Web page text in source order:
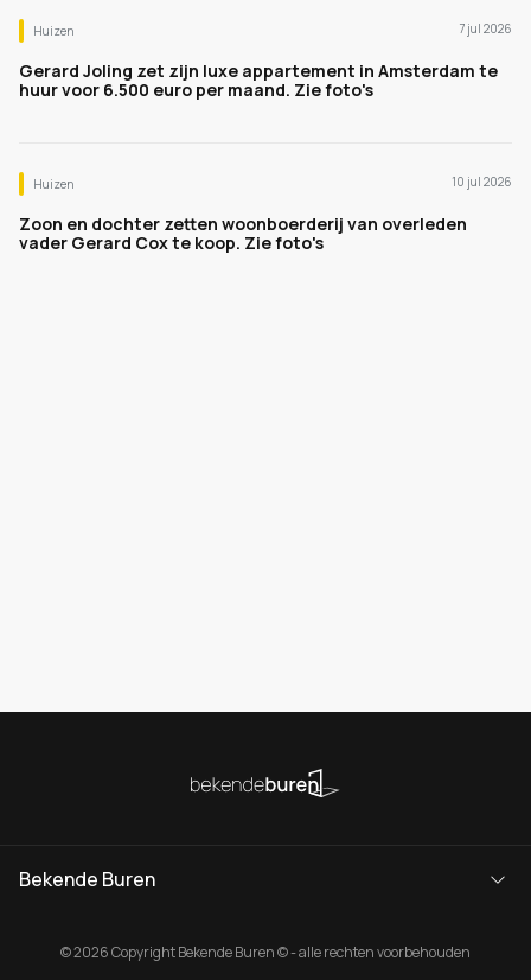
Huizen 7 jul 2026
Gerard Joling zet zijn luxe appartement in Amsterdam te
huur voor 6.500 euro per maand. Zie foto's
Huizen 10 jul 2026
Zoon en dochter zetten woonboerderij van overleden
vader Gerard Cox te koop. Zie foto's
Bekende Buren
© 2026 Copyright Bekende Buren © - alle rechten voorbehouden